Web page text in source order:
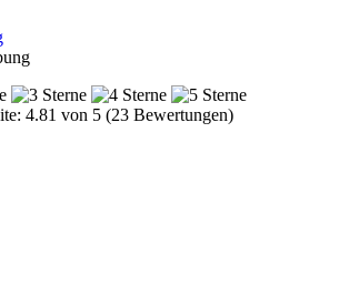
4.81 von 5 (23 Bewertungen)